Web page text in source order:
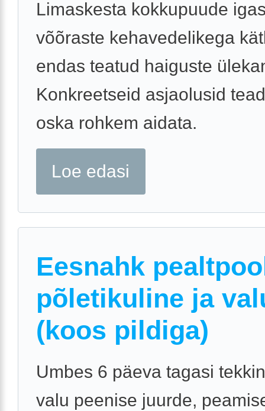
Limaskesta kokkupuude
võõraste kehavedelikega
endas teatud haiguste
Konkreetseid asjaolusid
oska rohkem aidata.
Loe edasi
Eesnahk
põletikuline ja
(koos pildiga)
Umbes 6 päeva tagasi
valu peenise juurde,